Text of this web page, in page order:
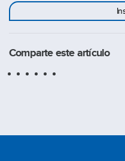
Comparte este artículo